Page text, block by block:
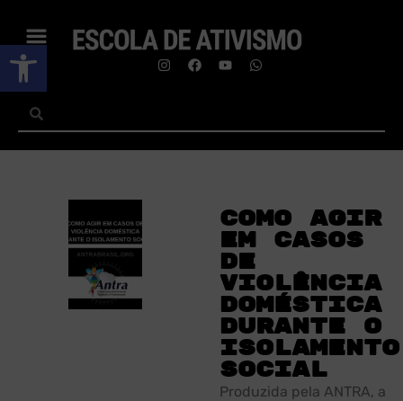
Abrir a barra de ferramentas
Como agir
em casos
de
violência
doméstica
durante o
isolamento
social
Produzida pela ANTRA, a